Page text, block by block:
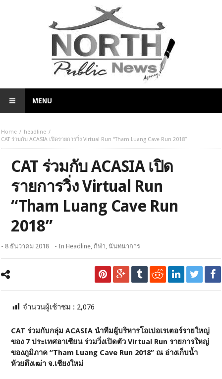
MENU
Home
headline
CAT ร่วมกับ ACASIA เปิดรายการวิ่ง Virtual Run “Tham Luang Cave Run 2018”
CAT ร่วมกับ ACASIA เปิด
รายการวิ่ง Virtual Run
“Tham Luang Cave Run
2018”
- 8 ธันวาคม 2018 - InHeadline, กีฬา,นันทนาการ
จำนวนผู้เช้าชม : 2,076
CAT ร่วมกับกลุ่ม ACASIA นำทีมผู้บริหารโอเปอเรเตอร์รายใหญ่
ของ 7 ประเทศอาเซียน ร่วมวิ่งเปิดตัว Virtual Run รายการใหญ่
ของภูมิภาค “Tham Luang Cave Run 2018” ณ อ่างเก็บน้ำ
ห้วยตึงเฒ่า จ.เชียงใหม่